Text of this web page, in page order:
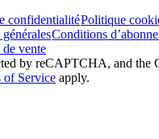
confidentialitéPolitique
Conditions
vente
by reCAPTCHA, and the
of Service apply.